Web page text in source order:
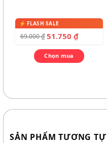
69.000₫ 51.750 ₫
Chọn mua
SẢN PHẨM TƯƠNG TỰ